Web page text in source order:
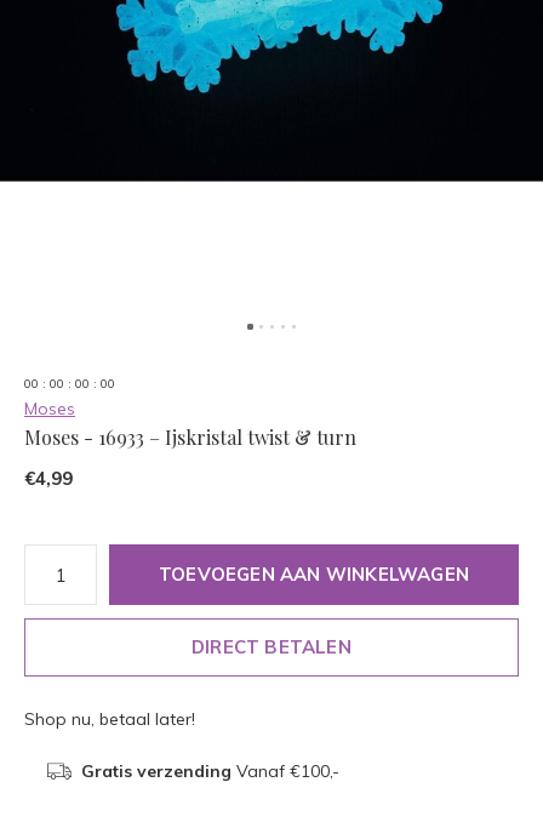
00 : 00 : 00 : 00
Moses
Moses - 16933 – Ijskristal twist & turn
€4,99
TOEVOEGEN AAN WINKELWAGEN
DIRECT BETALEN
Shop nu, betaal later!
Gratis verzending Vanaf €100,-